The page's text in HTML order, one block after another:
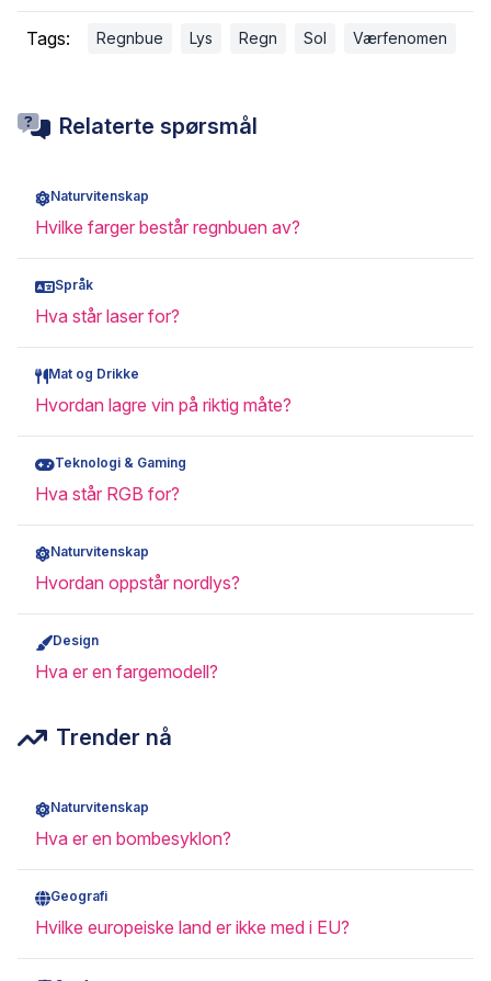
Tags: Regnbue Lys Regn Sol Værfenomen
Relaterte spørsmål
Naturvitenskap
Hvilke farger består regnbuen av?
Språk
Hva står laser for?
Mat og Drikke
Hvordan lagre vin på riktig måte?
Teknologi & Gaming
Hva står RGB for?
Naturvitenskap
Hvordan oppstår nordlys?
Design
Hva er en fargemodell?
Trender nå
Naturvitenskap
Hva er en bombesyklon?
Geografi
Hvilke europeiske land er ikke med i EU?